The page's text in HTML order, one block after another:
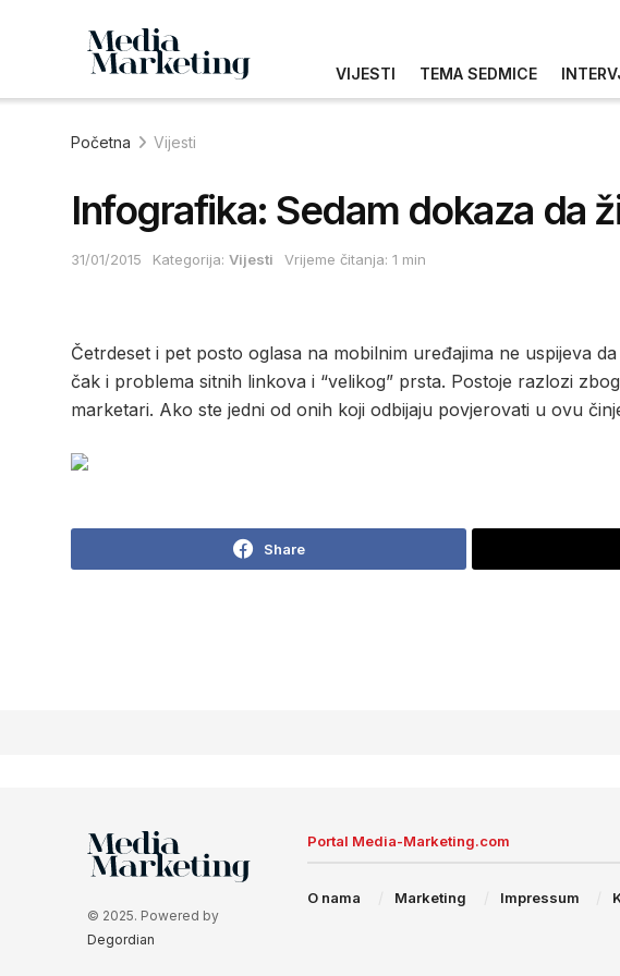
VIJESTI TEMA SEDMICE
Početna Vijesti
Infografika: Sedam dokaza da
31/01/2015 Kategorija: Vijesti Vrijeme čitanja: 1 min
Četrdeset i pet posto oglasa na mobilnim uređajima ne uspijeva
čak i problema sitnih linkova i “velikog” prsta. Postoje razlozi
marketari. Ako ste jedni od onih koji odbijaju povjerovati u ovu
Share
© 2025. Powered by
Degordian
Portal Media-Marketing.com
O nama Marketing Impressum